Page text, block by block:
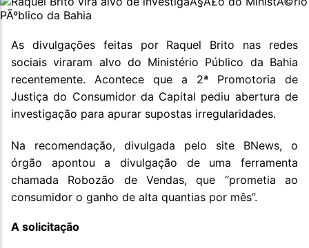
As divulgações feitas por Raquel Brito nas redes
sociais viraram alvo do Ministério Público da Bahia
recentemente. Acontece que a 2ª Promotoria de
Justiça do Consumidor da Capital pediu abertura de
investigação para apurar supostas irregularidades.
Na recomendação, divulgada pelo site BNews, o
órgão apontou a divulgação de uma ferramenta
chamada Robozão de Vendas, que “prometia ao
consumidor o ganho de alta quantias por mês”.
A solicitação